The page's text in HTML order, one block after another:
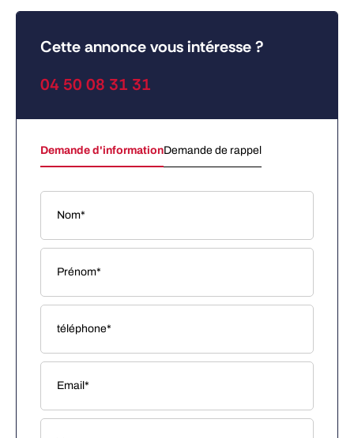
Cette annonce vous intéresse ?
04 50 08 31 31
Demande d'informationDemande de rappel